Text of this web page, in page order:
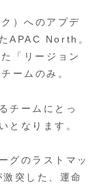
）へのアプデ
APAC North。
「リージョン
ームのみ。
チームにとっ
となります。
グのラストマッ
突した、運命